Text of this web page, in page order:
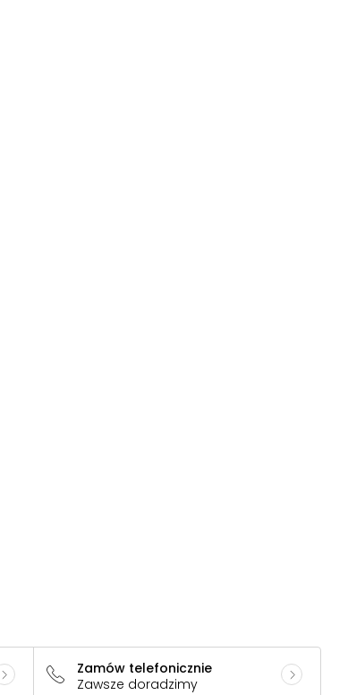
Zamów telefonicznie
Zawsze doradzimy